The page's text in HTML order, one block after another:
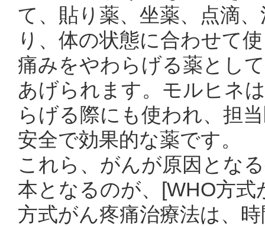
て、貼り薬、坐薬、点滴
り、体の状態に合わせて
痛みをやわらげる薬とし
あげられます。モルヒネ
らげる際にも使われ、担
安全で効果的な薬です。
これら、がんが原因とな
本となるのが、[WHO方
方式がん疼痛治療法は、